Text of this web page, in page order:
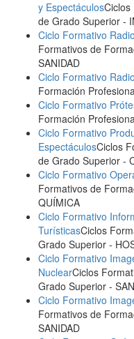
y EspectáculosCiclos
de Grado Superior -
Ciclo Formativo
Formativos de
SANIDAD
Ciclo Formativo
Formación
Ciclo Formativo
Formación
Ciclo Formativo
EspectáculosCiclos
de Grado Superior -
Ciclo Formativo
Formativos de
QUÍMICA
Ciclo Formativo
TurísticasCiclos
Grado Superior -
Ciclo Formativo
NuclearCiclos
Grado Superior -
Ciclo Formativo
Formativos de
SANIDAD